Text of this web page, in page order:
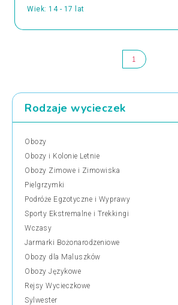
Wiek: 14 - 17 lat
1
Rodzaje wycieczek
Obozy
Obozy i Kolonie Letnie
Obozy Zimowe i Zimowiska
Pielgrzymki
Podróże Egzotyczne i Wyprawy
Sporty Ekstremalne i Trekkingi
Wczasy
Jarmarki Bożonarodzeniowe
Obozy dla Maluszków
Obozy Językowe
Rejsy Wycieczkowe
Sylwester